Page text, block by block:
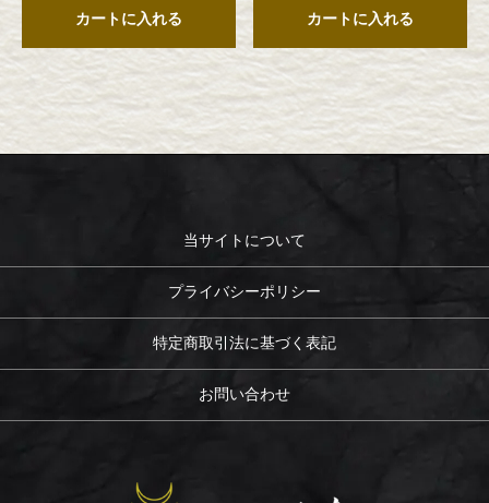
カートに入れる カートに入れる
当サイトについて
プライバシーポリシー
特定商取引法に基づく表記
お問い合わせ